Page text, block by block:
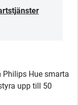
Philips Hue smarta
upp till 50